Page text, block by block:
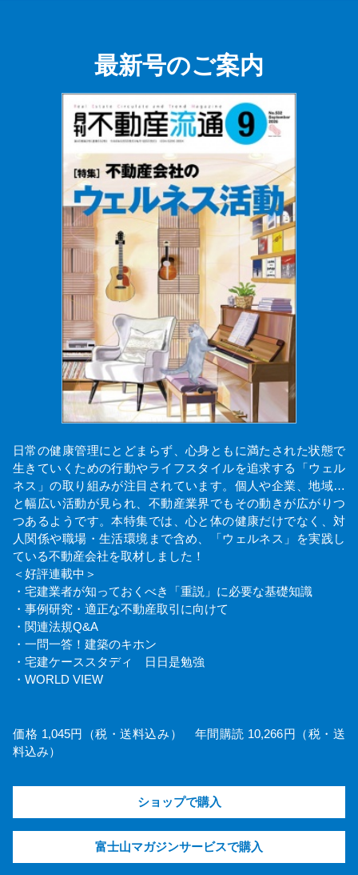
最新号のご案内
日常の健康管理にとどまらず、心身ともに満たされた状態で
生きていくための行動やライフスタイルを追求する「ウェル
ネス」の取り組みが注目されています。個人や企業、地域…
と幅広い活動が見られ、不動産業界でもその動きが広がりつ
つあるようです。本特集では、心と体の健康だけでなく、対
人関係や職場・生活環境まで含め、「ウェルネス」を実践し
ている不動産会社を取材しました！
＜好評連載中＞
・宅建業者が知っておくべき「重説」に必要な基礎知識
・事例研究・適正な不動産取引に向けて
・関連法規Q&A
・一問一答！建築のキホン
・宅建ケーススタディ 日日是勉強
・WORLD VIEW
価格 1,045円（税・送料込み） 年間購読 10,266円（税・送
料込み）
ショップで購入
富士山マガジンサービスで購入